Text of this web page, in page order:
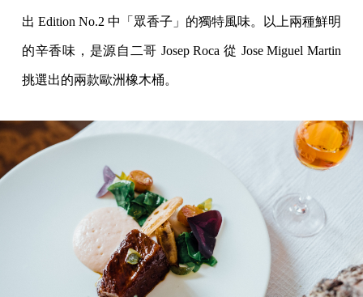
出 Edition No.2 中「眾香子」的獨特風味。以上兩種鮮明
的辛香味，是源自二哥 Josep Roca 從 Jose Miguel Martin
挑選出的兩款歐洲橡木桶。